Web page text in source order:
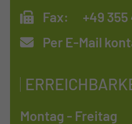
Fax:
+49
Per E-Mail
Montag - Freitag